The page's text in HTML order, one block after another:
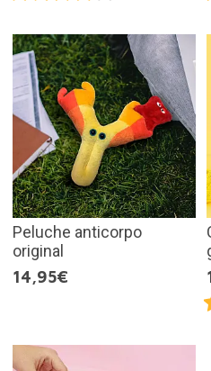
Peluche anticorpo
original
14,95€